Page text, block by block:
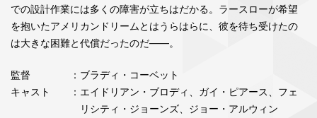
での設計作業には多くの障害が立ちはだかる。ラースローが希望
を抱いたアメリカンドリームとはうらはらに、彼を待ち受けたの
は大きな困難と代償だったのだ――。
監督
：ブラディ・コーベット
キャスト
：エイドリアン・ブロディ、ガイ・ピアース、フェ
リシティ・ジョーンズ、ジョー・アルウィン